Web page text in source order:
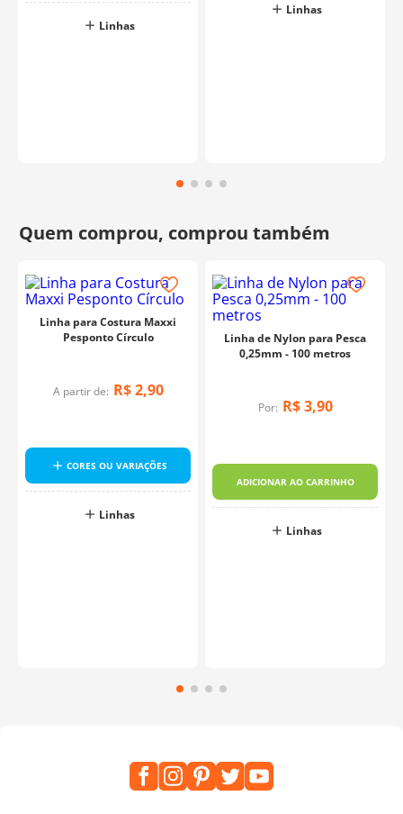
Linhas
Linhas
Linha para Costura Maxxi
Pesponto Círculo
A partir de: R$ 2,90
CORES OU VARIAÇÕES
Linhas
Linha de Nylon para Pesca
0,25mm - 100 metros
Por: R$ 3,90
ADICIONAR AO CARRINHO
Linhas